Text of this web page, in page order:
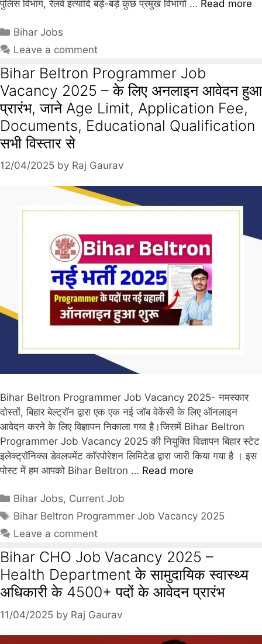
पुलिस विभाग, रेलवे इत्यादि बड़े-बड़े कुछ प्रमुख विभागों … Read more
Bihar Jobs
Leave a comment
Bihar Beltron Programmer Job
Vacancy 2025 – के लिए अनलाइन आवेदन हुआ
प्रारंभ, जाने Age Limit, Application Fee,
Documents, Educational Qualification
सभी विस्तार से
12/04/2025 by Raj Gaurav
Bihar Beltron Programmer Job Vacancy 2025- नमस्कार
दोस्तों, बिहार बेल्ट्रॉन द्वारा एक एक नई जॉब वेकेंसी के लिए ऑनलाइन
आवेदन करने के लिए विज्ञापन निकाला गया है।जिसमें Bihar Beltron
Programmer Job Vacancy 2025 की नियुक्ति विज्ञापन बिहार स्टेट
इलेक्ट्रॉनिक्स डेवलपमेंट कॉरपोरेशन लिमिटेड द्वारा जारी किया गया है । इस
पोस्ट में हम आपको Bihar Beltron … Read more
Bihar Jobs, Current Job
Bihar Beltron Programmer Job Vacancy 2025
Leave a comment
Bihar CHO Job Vacancy 2025 –
Health Department के सामुदायिक स्वास्थ्य
अधिकारी के 4500+ पदों के आवेदन प्रारंभ
11/04/2025 by Raj Gaurav